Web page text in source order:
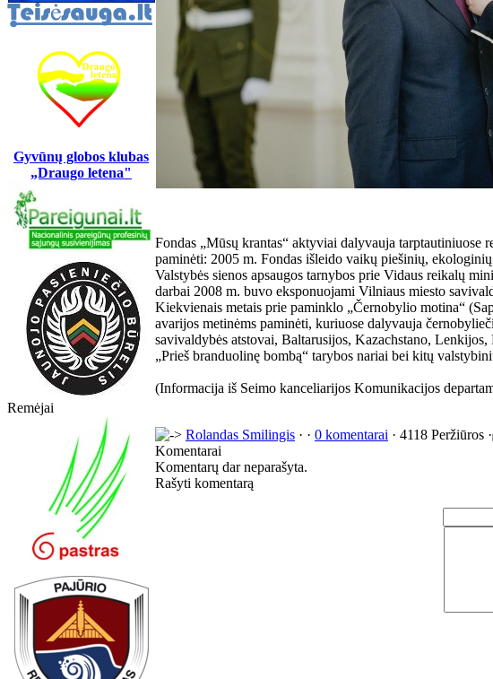
Gyvūnų globos klubas
„Draugo letena"
Remėjai
Fondas „Mūsų krantas“ aktyviai dalyvauja tarptautiniuose
paminėti: 2005 m. Fondas išleido vaikų piešinių,
Valstybės sienos apsaugos tarnybos prie Vidaus reikalų
darbai 2008 m. buvo eksponuojami Vilniaus miesto
Kiekvienais metais prie paminklo „Černobylio motina“
avarijos metinėms paminėti, kuriuose dalyvauja
savivaldybės atstovai, Baltarusijos, Kazachstano,
„Prieš branduolinę bombą“ tarybos nariai bei kitų
(Informacija iš Seimo kanceliarijos Komunikacijos
Rolandas Smilingis · · 0 komentarai · 4118 Peržiūros ·
Komentarai
Komentarų dar neparašyta.
Rašyti komentarą